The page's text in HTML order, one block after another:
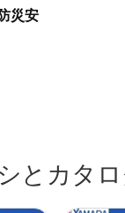
災安
とカタ